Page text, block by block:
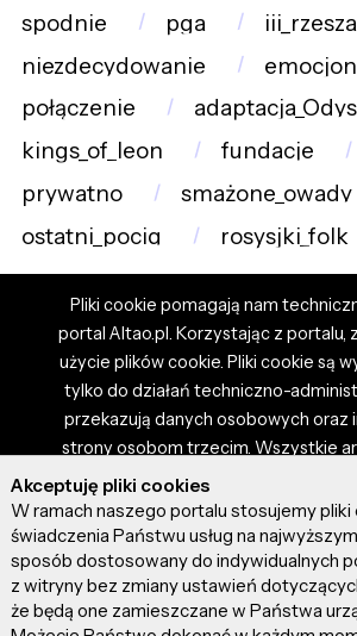
spodnie
pga
iii_rzesza
niezdecydowanie
połączenie
kings_of_leon
fundacje
prywatno
smażone_owady
ostatni_pocig
rosysjki_folk
Pliki cookie pomagają nam
portal Altao.pl. Korzystając z portalu,
użycie plików cookie. Pliki cookie są
tylko do działań techniczno-
przekazują danych osobowych oraz
strony osobom trzecim. Wszystkie
zdjęciami i materiałami dostępnymi
własnością użytkowników.
portalu nie ponosi
prezentowane przez autorów
artykuł, zgadzasz się z
ponosisz odpowiedzialność za
Akceptuję pliki cookies
W ramach naszego portalu stosujemy pliki
świadczenia Państwu usług na
sposób dostosowany do indywidualnych
z witryny bez zmiany ustawień
że będą one zamieszczane w Państwa